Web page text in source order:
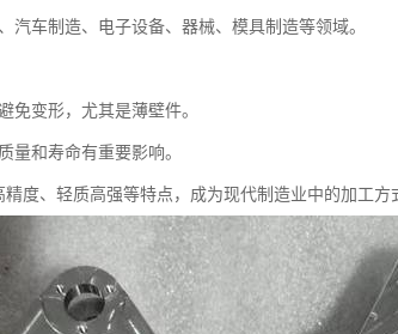
汽车制造、电子设备、器械、模具制造等领域。
变形，尤其是薄壁件。
量和寿命有重要影响。
精度、轻质高强等特点，成为现代制造业中的加工方